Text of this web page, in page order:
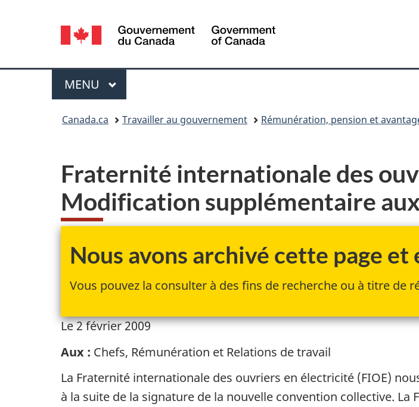
Sélection
de
la
langue
Canada
Menu
MENU PRINCIPAL
Canada.ca Travailler au gouvernement Rémunération, pension et
Fraternité internationale des
Modification supplémentaire
Nous avons archivé cette page et
Vous pouvez la consulter à des fins de recherche ou à titre de
Le2 février 2009
Aux : Chefs, Rémunération et Relations de travail
La Fraternité internationale des ouvriers en électricité (FIOE)
à la suite de la signature de la nouvelle convention collective.